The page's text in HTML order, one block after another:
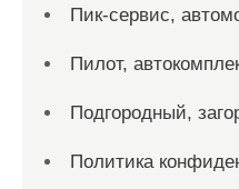
Пик-сервис,
Пилот,
Подгородный,
Политика